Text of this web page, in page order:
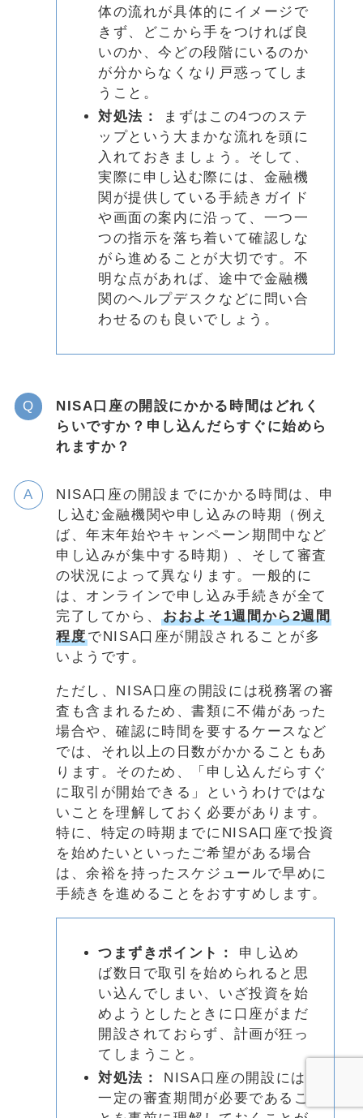
体の流れが具体的にイメージで
きず、どこから手をつければ良
いのか、今どの段階にいるのか
が分からなくなり戸惑ってしま
うこと。
対処法：
まずはこの4つのステ
ップという大まかな流れを頭に
入れておきましょう。そして、
実際に申し込む際には、金融機
関が提供している手続きガイド
や画面の案内に沿って、一つ一
つの指示を落ち着いて確認しな
がら進めることが大切です。不
明な点があれば、途中で金融機
関のヘルプデスクなどに問い合
わせるのも良いでしょう。
NISA口座の開設にかかる時間はどれく
らいですか？申し込んだらすぐに始めら
れますか？
NISA口座の開設までにかかる時間は、申
し込む金融機関や申し込みの時期（例え
ば、年末年始やキャンペーン期間中など
申し込みが集中する時期）、そして審査
の状況によって異なります。一般的に
は、オンラインで申し込み手続きが全て
完了してから、おおよそ1週間から2週間
程度でNISA口座が開設されることが多
いようです。
ただし、NISA口座の開設には税務署の審
査も含まれるため、書類に不備があった
場合や、確認に時間を要するケースなど
では、それ以上の日数がかかることもあ
ります。そのため、「申し込んだらすぐ
に取引が開始できる」というわけではな
いことを理解しておく必要があります。
特に、特定の時期までにNISA口座で投資
を始めたいといったご希望がある場合
は、余裕を持ったスケジュールで早めに
手続きを進めることをおすすめします。
つまずきポイント：
申し込め
ば数日で取引を始められると思
い込んでしまい、いざ投資を始
めようとしたときに口座がまだ
開設されておらず、計画が狂っ
てしまうこと。
対処法：
NISA口座の開設には
一定の審査期間が必要であるこ